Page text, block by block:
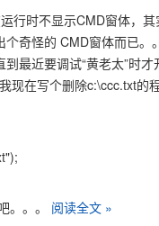
行时不显示CMD窗体，
奇怪的 CMD窗体而已
最近要调试“黄老太”时
现在写个删除c:\ccc.txt的程
。。。 阅读全文 »